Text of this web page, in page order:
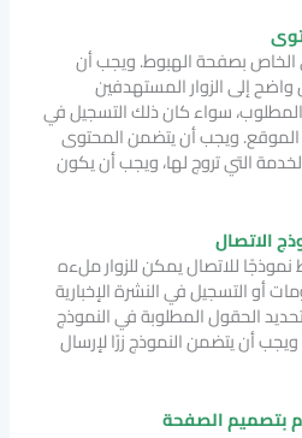
الخاص بصفحة الهبوط. ويجب أن
إلى الزوار المستهدفين
سواء كان ذلك التسجيل في
الموقع. ويجب أن يتضمن المحتوى
التي تروج لها، ويجب أن يكون
الاتصال
للاتصال يمكن للزوار ملءه
أو التسجيل في النشرة الإخبارية
الحقول المطلوبة في النموذج
أن يتضمن النموذج زرًا لإرسال
بتصميم الصفحة